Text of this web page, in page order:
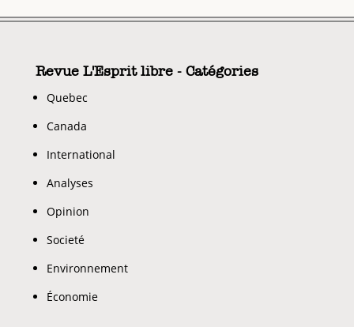
Revue L'Esprit libre - Catégories
Quebec
Canada
International
Analyses
Opinion
Societé
Environnement
Économie